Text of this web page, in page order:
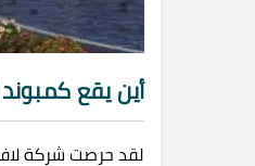
أين يقع
لقد حرصت شركة